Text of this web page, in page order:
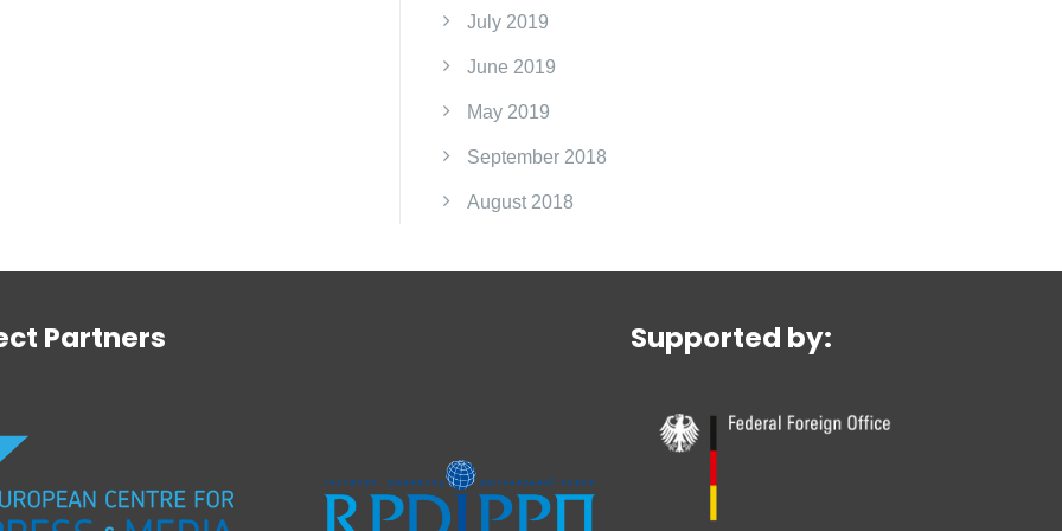
July 2019
June 2019
May 2019
September 2018
August 2018
Partners Supported by: